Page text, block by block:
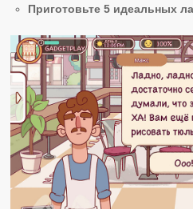
Приготовьте 5 идеальных